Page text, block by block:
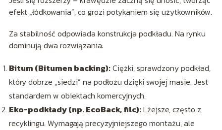
efekt „łódkowania”, co grozi potykaniem się użytkowników.
Za stabilność odpowiada konstrukcja podkładu. Na rynku
dominują dwa rozwiązania:
Bitum (Bitumen backing):Ciężki, sprawdzony podkład,
który dobrze „siedzi” na podłożu dzięki swojej masie. Jest
standardem w obiektach komercyjnych.
Eko-podkłady (np. EcoBack, filc):Lżejsze, często z
recyklingu. Wymagają precyzyjniejszego montażu, ale